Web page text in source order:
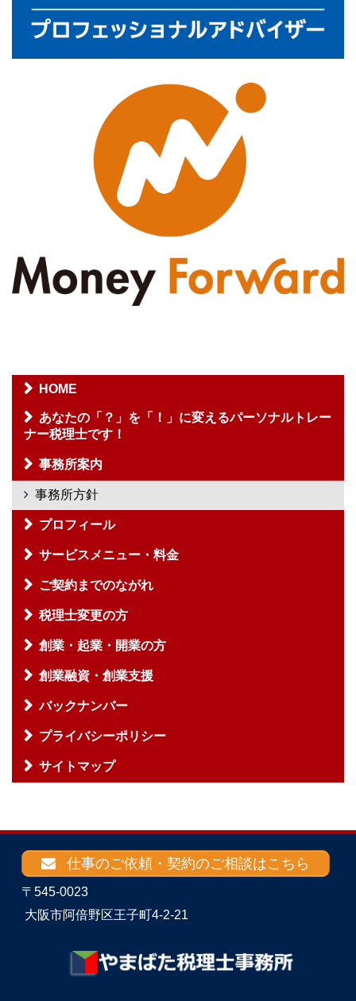
HOME
あなたの「？」を「！」に変えるパーソナルトレー
ナー税理士です！
事務所案内
事務所方針
プロフィール
サービスメニュー・料金
ご契約までのながれ
税理士変更の方
創業・起業・開業の方
創業融資・創業支援
バックナンバー
プライバシーポリシー
サイトマップ
仕事のご依頼・契約のご相談はこちら
〒545-0023
大阪市阿倍野区王子町4-2-21